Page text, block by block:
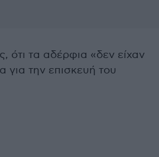
ότι τα αδέρφια «δεν είχαν
για την επισκευή του